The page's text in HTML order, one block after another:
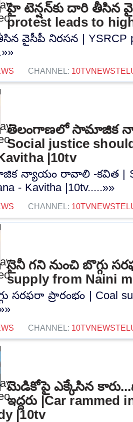
హై టెన్షన్‌కు దారి తీసిన
protest leads to
వైసీపీ నిరసన | YSRCP
CHANNEL:
తెలంగాణలో సామాజిక
Social justice
|10tv
న్యాయం రావాలి -కవిత |
- Kavitha |10tv.....»»
CHANNEL:
నైనీ గని నుంచి బొగ్గు
supply from Naini
సరఫరా ప్రారంభం | Coal
CHANNEL:
మెడికోపై ఎక్కేసిన
ఇద్దరు |Car rammed
|10tv